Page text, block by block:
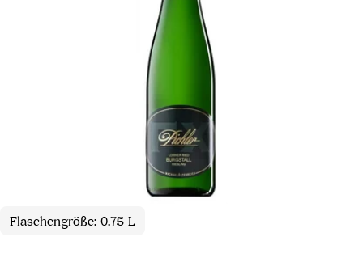
Flaschengröße: 0.75 L